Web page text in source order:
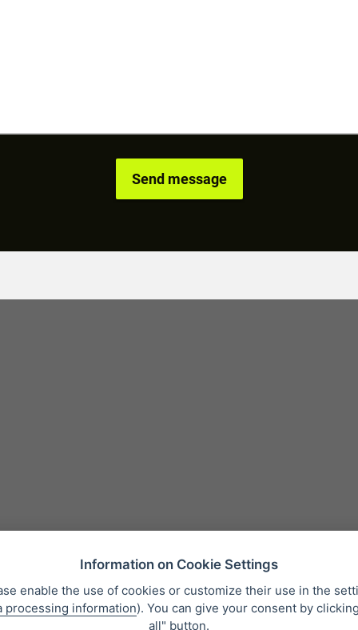
Varstvo osebnih podatkov
Information on Cookie Settings
enable the use of cookies or customize their use in the
processing information). You can give your consent by
all" button.